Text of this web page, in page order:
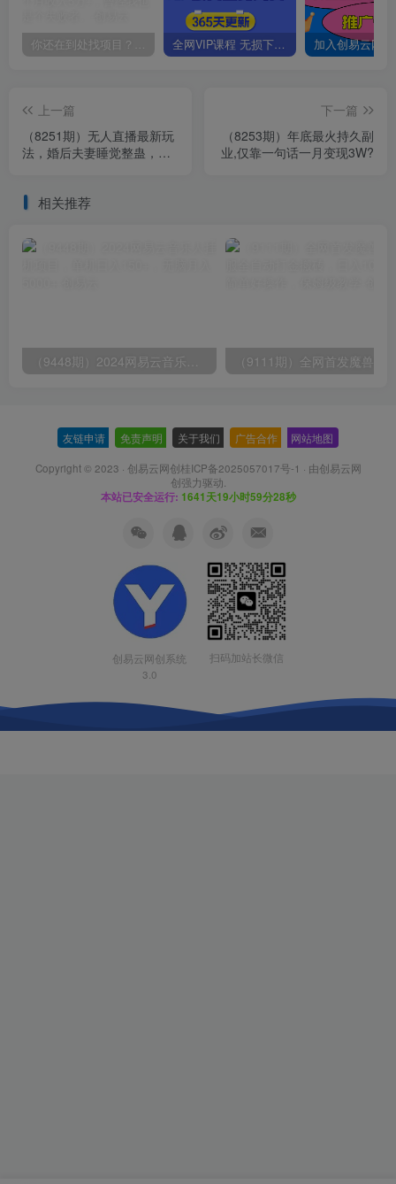
你还在到处找项目？还在当韭菜？我靠卖项目一个月收入5万+，曾经我也是个失败者。 全网VIP课程 无损下载~
上一篇
（8251期）无人直播最新玩
法，婚后夫妻睡觉整蛊，礼
下一篇
（8253期）年底最火持久副
业,仅靠一句话一月变现3W?
相关推荐
友链申请 免责声明 关于我们 广告合作 网站地图
Copyright © 2023 · 创易云网创桂ICP备2025057017号-1 · 由创易云网
创强力驱动.
本站已安全运行: 1641天19小时59分28秒
创易云网创系统
3.0
扫码加站长微信